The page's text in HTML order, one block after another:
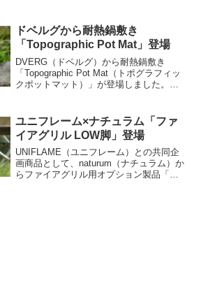
ドリンクサーバーです。詳細をレビュー
します。
ドベルグから耐熱鍋敷き
「Topographic Pot Mat」登場
DVERG（ドベルグ）から耐熱鍋敷き
「Topographic Pot Mat（トポグラフィッ
クポットマット）」が登場しました。
に仕上がっています。表面には福井にそ
びえる荒島岳の等高線がデザインされて
います。詳細をレビューします。
ユニフレーム×ナチュラム「ファ
イアグリル LOW脚」登場
UNIFLAME（ユニフレーム）との共同企
画商品として、naturum（ナチュラム）か
らファイアグリル用オプション製品「フ